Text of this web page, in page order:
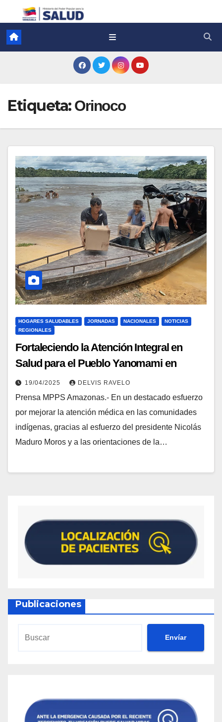
Etiqueta: Orinoco
HOGARES SALUDABLES JORNADAS NACIONALES
NOTICIAS
REGIONALES
Fortaleciendo la Atención Integral en
Salud para el Pueblo Yanomami en
Amazonas
19/04/2025 DELVIS RAVELO
Prensa MPPS Amazonas.- En un destacado esfuerzo
por mejorar la atención médica en las comunidades
indígenas, gracias al esfuerzo del presidente Nicolás
Maduro Moros y a las orientaciones de la…
Publicaciones
Envíar